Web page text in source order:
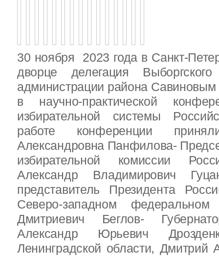
30 ноября 2023 года в Санкт-
дворце делегация
администрации района Савиновым
в научно-практической
избирательной системы
работе конференции
Александровна Панфилова-
избирательной комиссии
Александр Владимирович
представитель Президента
Северо-западном федеральном
Дмитриевич Беглов-
Александр Юрьевич
Ленинградской области, Дмитрий